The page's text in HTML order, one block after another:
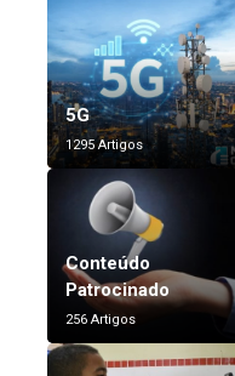
5G
1295 Artigos
Conteúdo
Patrocinado
256 Artigos